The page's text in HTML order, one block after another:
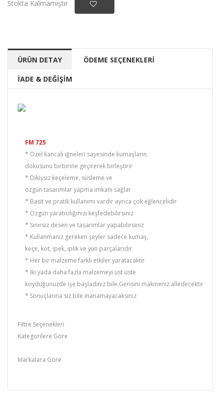
Stokta Kalmamıştır
ÜRÜN DETAY ÖDEME SEÇENEKLERİ
İADE & DEĞİŞİM
FM 725
* Özel kancalı iğneleri sayesinde kumaşların
dokusunu birbirine geçirerek birleştirir
* Dikişsiz keçeleme, süsleme ve
özgün tasarımlar yapma imkanı sağlar
* Basit ve pratik kullanımı vardır ayrıca çok eğlencelidir
* Özgün yaratıcılığınızı keşfedebilirsiniz
* Sınırsız desen ve tasarımlar yapabilirsiniz
* Kullanmanız gereken şeyler sadece kumaş,
keçe, kot, ipek, iplik ve yün parçalarıdır
* Her bir malzeme farklı etkiler yaratacaktır
* İki yada daha fazla malzemeyi üst üste
koyduğunuzde işe başladınız bile.Gerisini makineniz alledecektir
* Sonuçlarına siz bile inanamayacaksınız
Filtre Seçenekleri
Kategorilere Göre
Markalara Göre